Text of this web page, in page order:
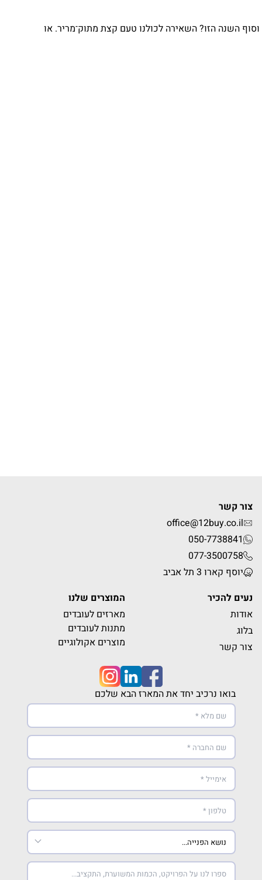
וסוף השנה הזו? השאירה לכולנו טעם קצת מתוק־מריר. או
צור קשר
office@12buy.co.il
050-7738841
077-3500758
יוסף קארו 3 תל אביב
נעים להכיר
אודות
בלוג
צור קשר
המוצרים שלנו
מארזים לעובדים
מתנות לעובדים
מוצרים אקולוגיים
בואו נרכיב יחד את המארז הבא שלכם